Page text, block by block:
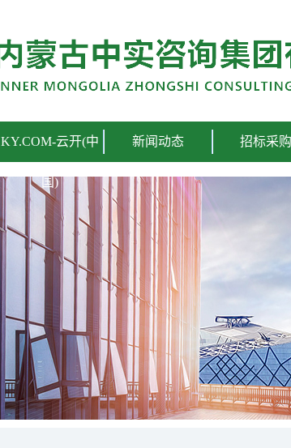
KY.COM-云开(中
国)
新闻动态 招标采购